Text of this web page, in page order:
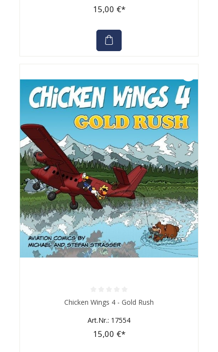
15,00 €*
Durchschnittliche Bewertung von 0 von 5 Sternen
Chicken Wings 4 - Gold Rush
Art.Nr.: 17554
15,00 €*